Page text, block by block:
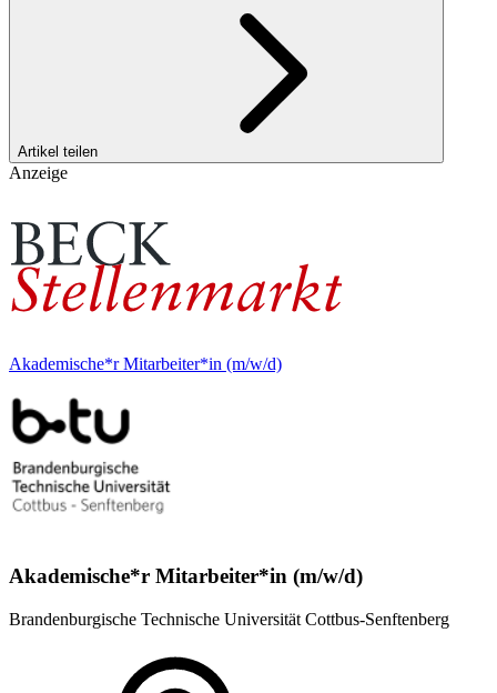
Artikel teilen
Anzeige
Akademische*r Mitarbeiter*in (m/w/d)
Akademische*r Mitarbeiter*in (m/w/d)
Brandenburgische Technische Universität Cottbus-Senftenberg